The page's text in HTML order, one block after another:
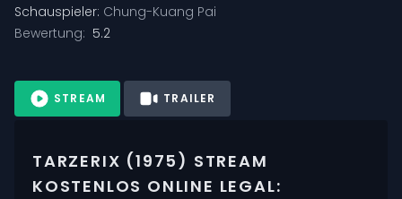
Schauspieler: Chung-Kuang Pai
Bewertung: 5.2
STREAM TRAILER
TARZERIX (1975) STREAM
KOSTENLOS ONLINE LEGAL: